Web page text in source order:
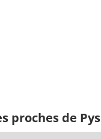
proches de Pys